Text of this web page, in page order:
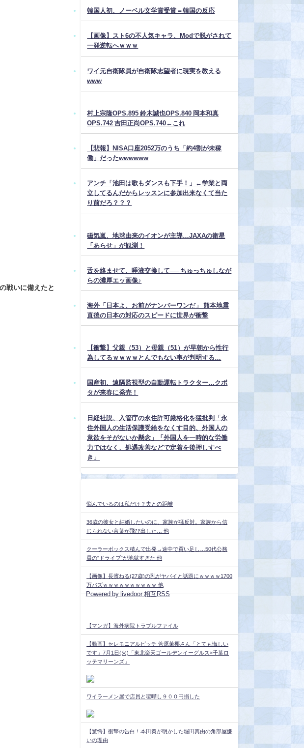
戦いに備えたと
韓国人初、ノーベル文学賞受賞＝韓国の反応
【画像】スト6の不人気キャラ、Modで脱がされて
一発逆転へｗｗｗ
ワイ元自衛隊員が自衛隊志望者に現実を教える
www
村上宗隆OPS.895 鈴木誠也OPS.840 岡本和真
OPS.742 吉田正尚OPS.740←これ
【悲報】NISA口座2052万のうち「約4割が未稼
働」だったwwwwww
アンチ「池田は歌もダンスも下手！」←学業と両
立してるんだからレッスンに参加出来なくて当た
り前だろ？？？
磁気嵐、地球由来のイオンが主導…JAXAの衛星
「あらせ」が観測！
舌を絡ませて、唾液交換して── ちゅっちゅしなが
らの濃厚エッ画像♪
海外「日本よ、お前がナンバーワンだ」 熊本地震
直後の日本の対応のスピードに世界が衝撃
【衝撃】父親（53）と母親（51）が早朝から性行
為してるｗｗｗｗとんでもない事が判明する…
国産初、遠隔監視型の自動運転トラクター…クボ
タが来春に発売！
日経社説、入管庁の永住許可厳格化を猛批判「永
住外国人の生活保護受給をなくす目的、外国人の
意欲をそがないか懸念」「外国人を一時的な労働
力ではなく、処遇改善などで定着を後押しすべ
き」
悩んでいるのは私だけ？夫との距離
36歳の彼女と結婚したいのに、家族が猛反対。家族から信
じられない言葉が飛び出した… 他
クーラーボックス積んで出発→途中で買い足し…50代公務
員の“ドライブ”が地獄すぎた 他
【画像】長濱ねる(27歳)の乳がヤバイと話題にｗｗｗｗ1700
万バズｗｗｗｗｗｗｗｗｗｗ 他
Powered by livedoor 相互RSS
【マンガ】海外病院トラブルファイル
【動画】セレモニアルピッチ 菅原茉椰さん「とても悔しい
です」7月1日(火)「東北楽天ゴールデンイーグルス×千葉ロ
ッテマリーンズ」
ワイラーメン屋で店員と喧嘩し９００円損した
【驚愕】衝撃の告白！本田翼が明かした堀田真由の角部屋嫌
いの理由